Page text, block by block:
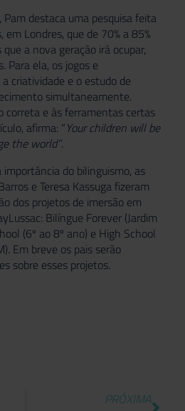
Pam destaca uma pesquisa feita
em Londres, que de 70% a 85%
a nova geração irá ocupar,
Para ela, os jogos e
criatividade e o estudo de
simultaneamente.
correta e às ferramentas certas
afirma: “Your children will be
the world”.
do bilinguismo, as
e Teresa Kassuga fizeram
dos projetos de imersão em
Bilíngue Forever (Jardim
(6º ao 8º ano) e High School
Em breve os pais serão
sobre esses projetos.
PRÓXIMA